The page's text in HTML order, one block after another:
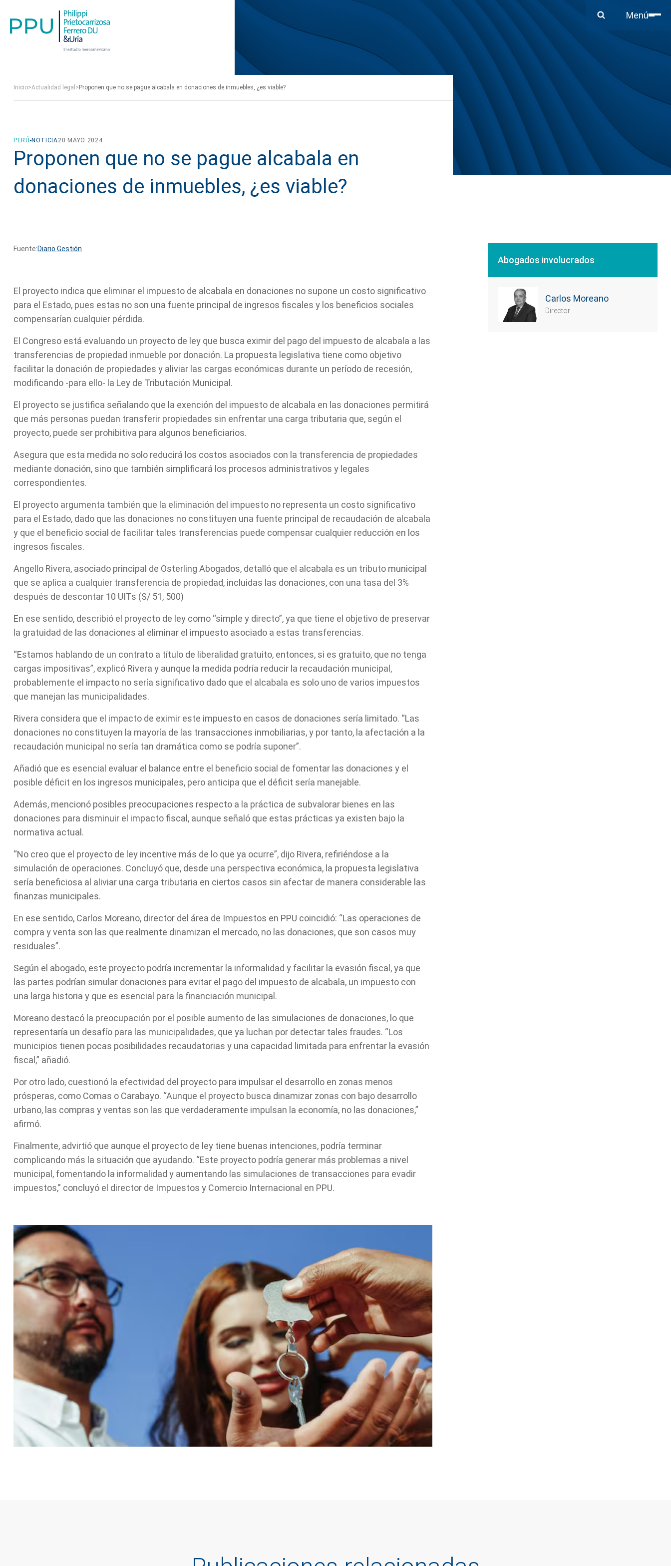
Menú
Cerrar
Cuéntanos, ¿Cómo
Inicio>Actualidad legal > Proponen que no se pague alcabala en donaciones de inmuebles, ¿es viable?
PERÚ NOTICIA20 MAYO 2024
Proponen que no se pague alcabala en
donaciones de inmuebles, ¿es viable?
Fuente:Diario Gestión
El proyecto indica que eliminar el impuesto de alcabala en donaciones no supone un costo significativo
para el Estado, pues estas no son una fuente principal de ingresos fiscales y los beneficios sociales
compensarían cualquier pérdida.
El Congreso está evaluando un proyecto de ley que busca eximir del pago del impuesto de alcabala a las
transferencias de propiedad inmueble por donación. La propuesta legislativa tiene como objetivo
facilitar la donación de propiedades y aliviar las cargas económicas durante un período de recesión,
modificando -para ello- la Ley de Tributación Municipal.
El proyecto se justifica señalando que la exención del impuesto de alcabala en las donaciones permitirá
que más personas puedan transferir propiedades sin enfrentar una carga tributaria que, según el
proyecto, puede ser prohibitiva para algunos beneficiarios.
Asegura que esta medida no solo reducirá los costos asociados con la transferencia de propiedades
mediante donación, sino que también simplificará los procesos administrativos y legales
correspondientes.
El proyecto argumenta también que la eliminación del impuesto no representa un costo significativo
para el Estado, dado que las donaciones no constituyen una fuente principal de recaudación de alcabala
y que el beneficio social de facilitar tales transferencias puede compensar cualquier reducción en los
ingresos fiscales.
Angello Rivera, asociado principal de Osterling Abogados, detalló que el alcabala es un tributo municipal
que se aplica a cualquier transferencia de propiedad, incluidas las donaciones, con una tasa del 3%
después de descontar 10 UITs (S/ 51, 500)
En ese sentido, describió el proyecto de ley como “simple y directo”, ya que tiene el objetivo de preservar
la gratuidad de las donaciones al eliminar el impuesto asociado a estas transferencias.
“Estamos hablando de un contrato a título de liberalidad gratuito, entonces, si es gratuito, que no tenga
cargas impositivas”, explicó Rivera y aunque la medida podría reducir la recaudación municipal,
probablemente el impacto no sería significativo dado que el alcabala es solo uno de varios impuestos
que manejan las municipalidades.
Rivera considera que el impacto de eximir este impuesto en casos de donaciones sería limitado. “Las
donaciones no constituyen la mayoría de las transacciones inmobiliarias, y por tanto, la afectación a la
recaudación municipal no sería tan dramática como se podría suponer”.
Añadió que es esencial evaluar el balance entre el beneficio social de fomentar las donaciones y el
posible déficit en los ingresos municipales, pero anticipa que el déficit sería manejable.
Además, mencionó posibles preocupaciones respecto a la práctica de subvalorar bienes en las
donaciones para disminuir el impacto fiscal, aunque señaló que estas prácticas ya existen bajo la
normativa actual.
“No creo que el proyecto de ley incentive más de lo que ya ocurre”, dijo Rivera, refiriéndose a la
simulación de operaciones. Concluyó que, desde una perspectiva económica, la propuesta legislativa
sería beneficiosa al aliviar una carga tributaria en ciertos casos sin afectar de manera considerable las
finanzas municipales.
En ese sentido, Carlos Moreano, director del área de Impuestos en PPU coincidió: “Las operaciones de
compra y venta son las que realmente dinamizan el mercado, no las donaciones, que son casos muy
residuales”.
Según el abogado, este proyecto podría incrementar la informalidad y facilitar la evasión fiscal, ya que
las partes podrían simular donaciones para evitar el pago del impuesto de alcabala, un impuesto con
una larga historia y que es esencial para la financiación municipal.
Moreano destacó la preocupación por el posible aumento de las simulaciones de donaciones, lo que
representaría un desafío para las municipalidades, que ya luchan por detectar tales fraudes. “Los
municipios tienen pocas posibilidades recaudatorias y una capacidad limitada para enfrentar la evasión
fiscal,” añadió.
Por otro lado, cuestionó la efectividad del proyecto para impulsar el desarrollo en zonas menos
prósperas, como Comas o Carabayo. “Aunque el proyecto busca dinamizar zonas con bajo desarrollo
urbano, las compras y ventas son las que verdaderamente impulsan la economía, no las donaciones,”
afirmó.
Finalmente, advirtió que aunque el proyecto de ley tiene buenas intenciones, podría terminar
complicando más la situación que ayudando. “Este proyecto podría generar más problemas a nivel
municipal, fomentando la informalidad y aumentando las simulaciones de transacciones para evadir
impuestos,” concluyó el director de Impuestos y Comercio Internacional en PPU.
Abogados involucrados
Carlos Moreano
Director